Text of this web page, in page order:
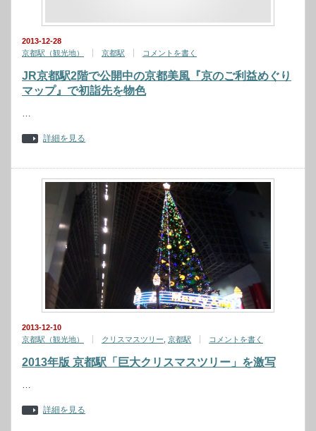
2013-12-28
京都駅（観光地）
京都駅 コメントを書く
JR京都駅2階で公開中の京都美風『京のご利益めぐり
マップ』で初詣先を物色
…
詳細を見る
2013-12-10
京都駅（観光地）
クリスマスツリー 京都駅 コメントを書く
2013年版 京都駅「巨大クリスマスツリー」を激写
…
詳細を見る